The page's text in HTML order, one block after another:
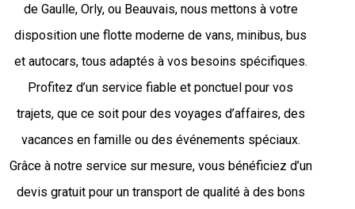
de Gaulle, Orly, ou Beauvais, nous mettons à votre
disposition une flotte moderne de vans, minibus, bus
et autocars, tous adaptés à vos besoins spécifiques.
Profitez d’un service fiable et ponctuel pour vos
trajets, que ce soit pour des voyages d’affaires, des
vacances en famille ou des événements spéciaux.
Grâce à notre service sur mesure, vous bénéficiez d’un
devis gratuit pour un transport de qualité à des bons